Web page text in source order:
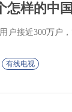
怎样的中国
户接近300万户
有线电视